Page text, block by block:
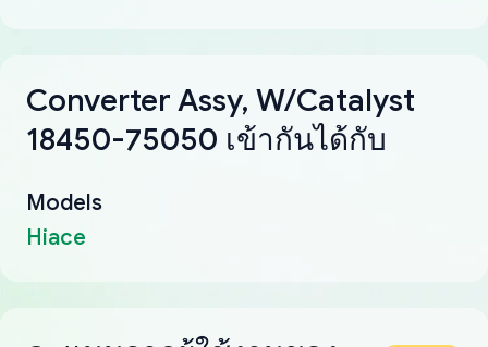
Converter Assy, W/Catalyst
18450-75050 เข้ากันได้กับ
Models
Hiace